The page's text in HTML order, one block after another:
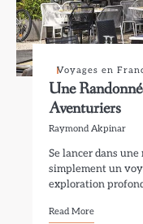
Voyages en
Une
Aventuriers
Raymond Akpinar
Se lancer dans une
simplement un
exploration
Read More